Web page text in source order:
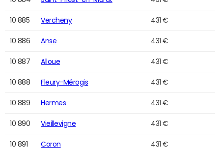
10 885 Vercheny 431 €
10 886 Anse 431 €
10 887 Alloue 431 €
10 888 Fleury-Mérogis 431 €
10 889 Hermes 431 €
10 890 Vieillevigne 431 €
10 891 Coron 431 €